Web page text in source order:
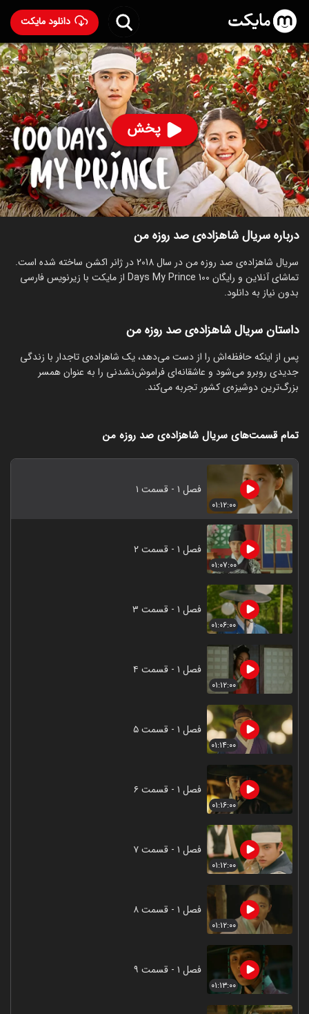
دانلود مایکت
پخش
سریال شاهزاده‌ی صد روزه من- 100 Days My Prince 2018
۲۴۵ 91% ۷.۸
ساخت کره جنوبی سال 2018
رده سنی ۱۳+
کره‌ای
سریال اکشن کمدی عاشقانه
توضیحات قسمت‌ها سریال‌های مشابه
درباره سریال شاهزاده‌ی صد روزه من
سریال شاهزاده‌ی صد روزه من در سال 2018 در ژانر اکشن ساخته شده است.
تماشای آنلاین و رایگان 100 Days My Prince از مایکت با زیرنویس فارسی
بدون نیاز به دانلود.
داستان سریال شاهزاده‌ی صد روزه من
پس از اینکه حافظه‌اش را از دست می‌دهد، یک شاهزاده‌ی تاجدار با زندگی
جدیدی روبرو می‌شود و عاشقانه‌ای فراموش‌نشدنی را به عنوان همسر
بزرگ‌ترین دوشیزه‌ی کشور تجربه می‌کند.
تمام قسمت‌های سریال شاهزاده‌ی صد روزه من
۰۱:۱۲:۰۰
فصل ۱ - قسمت ۱
۰۱:۰۷:۰۰
فصل ۱ - قسمت ۲
۰۱:۰۶:۰۰
فصل ۱ - قسمت ۳
۰۱:۱۲:۰۰
فصل ۱ - قسمت ۴
۰۱:۱۴:۰۰
فصل ۱ - قسمت ۵
۰۱:۱۶:۰۰
فصل ۱ - قسمت ۶
۰۱:۱۲:۰۰
فصل ۱ - قسمت ۷
۰۱:۱۲:۰۰
فصل ۱ - قسمت ۸
۰۱:۱۳:۰۰
فصل ۱ - قسمت ۹